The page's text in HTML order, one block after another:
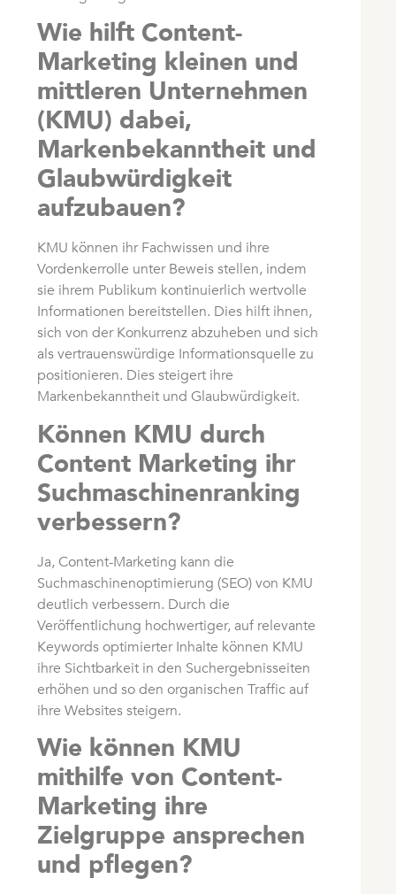
Wie hilft Content-
Marketing kleinen und
mittleren Unternehmen
(KMU) dabei,
Markenbekanntheit und
Glaubwürdigkeit
aufzubauen?
KMU können ihr Fachwissen und ihre
Vordenkerrolle unter Beweis stellen, indem
sie ihrem Publikum kontinuierlich wertvolle
Informationen bereitstellen. Dies hilft ihnen,
sich von der Konkurrenz abzuheben und sich
als vertrauenswürdige Informationsquelle zu
positionieren. Dies steigert ihre
Markenbekanntheit und Glaubwürdigkeit.
Können KMU durch
Content Marketing ihr
Suchmaschinenranking
verbessern?
Ja, Content-Marketing kann die
Suchmaschinenoptimierung (SEO) von KMU
deutlich verbessern. Durch die
Veröffentlichung hochwertiger, auf relevante
Keywords optimierter Inhalte können KMU
ihre Sichtbarkeit in den Suchergebnisseiten
erhöhen und so den organischen Traffic auf
ihre Websites steigern.
Wie können KMU
mithilfe von Content-
Marketing ihre
Zielgruppe ansprechen
und pflegen?